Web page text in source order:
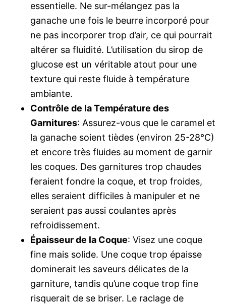
essentielle. Ne sur-mélangez pas la
ganache une fois le beurre incorporé pour
ne pas incorporer trop d’air, ce qui pourrait
altérer sa fluidité. L’utilisation du sirop de
glucose est un véritable atout pour une
texture qui reste fluide à température
ambiante.
Contrôle de la Température des
Garnitures: Assurez-vous que le caramel et
la ganache soient tièdes (environ 25-28°C)
et encore très fluides au moment de garnir
les coques. Des garnitures trop chaudes
feraient fondre la coque, et trop froides,
elles seraient difficiles à manipuler et ne
seraient pas aussi coulantes après
refroidissement.
Épaisseur de la Coque: Visez une coque
fine mais solide. Une coque trop épaisse
dominerait les saveurs délicates de la
garniture, tandis qu’une coque trop fine
risquerait de se briser. Le raclage de